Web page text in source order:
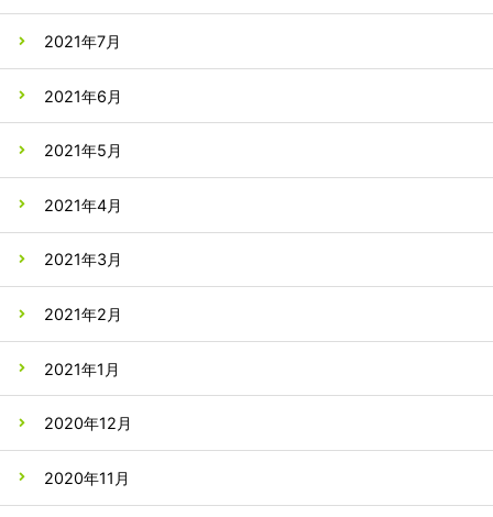
2021年7月
2021年6月
2021年5月
2021年4月
2021年3月
2021年2月
2021年1月
2020年12月
2020年11月